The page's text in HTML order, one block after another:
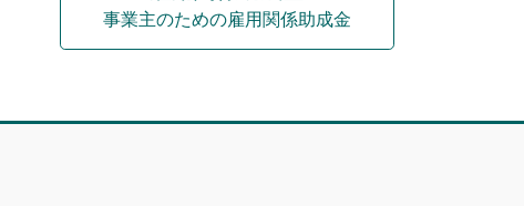
事業主のための雇用関係助成金